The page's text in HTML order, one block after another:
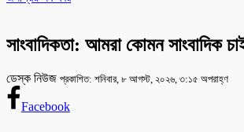
সাংবাদিকতা: আমরা কোমন সাংবাদিক
ডেস্ক নিউজ প্রকাশিত: শনিবার, ৮ আগস্ট, ২০২৬, ৩:১৫ অপরাহ্ণ
Facebook